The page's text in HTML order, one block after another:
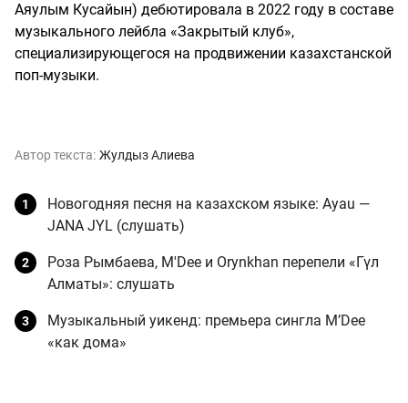
Аяулым Кусайын) дебютировала в 2022 году в составе
музыкального лейбла «Закрытый клуб»,
специализирующегося на продвижении казахстанской
поп-музыки.​​​​​​​​​​​​​​​​
Автор текста: Жулдыз Алиева
Новогодняя песня на казахском языке: Ayau —
JANA JYL (слушать)
Роза Рымбаева, M'Dee и Orynkhan перепели «Гүл
Алматы»: слушать
Музыкальный уикенд: премьера сингла M’Dee
«как дома»